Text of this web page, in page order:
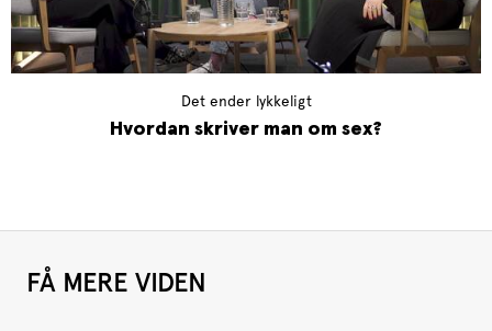
Det ender lykkeligt
Hvordan skriver man om sex?
FÅ MERE VIDEN